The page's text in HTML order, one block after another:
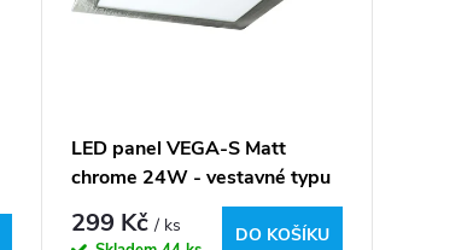
LED panel VEGA-S Matt
chrome 24W - vestavné typu
downlight - denní bílá
299 Kč/ ks DO KOŠÍKU